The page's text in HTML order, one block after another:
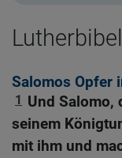
Salomos Opfer
1
Und Salomo,
seinem
mit ihm und